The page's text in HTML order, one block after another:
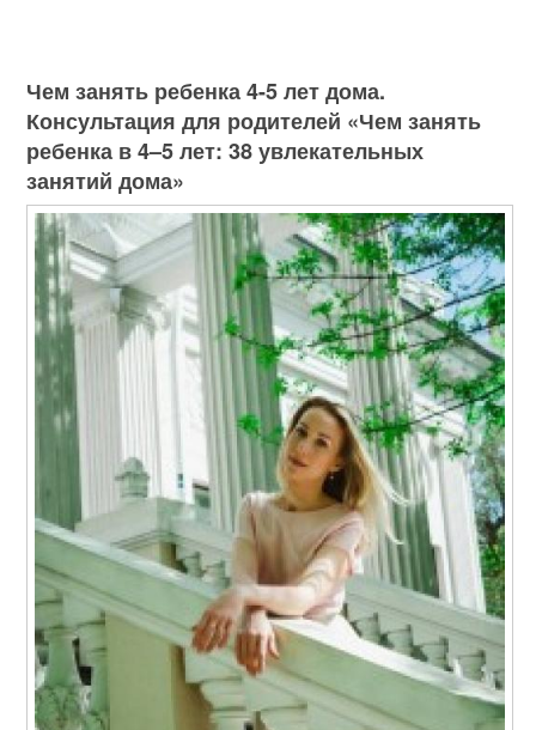
Чем занять ребенка 4-5 лет дома.
Консультация для родителей «Чем занять
ребенка в 4–5 лет: 38 увлекательных
занятий дома»